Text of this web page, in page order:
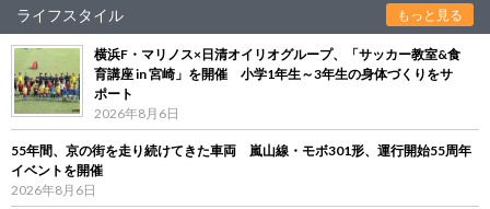
ライフスタイル もっと見る
横浜F・マリノス×日清オイリオグループ、「サッカー教室&食
育講座 in 宮崎」を開催 小学1年生～3年生の身体づくりをサ
ポート
2026年8月6日
55年間、京の街を走り続けてきた車両 嵐山線・モボ301形、運行開始55周年
イベントを開催
2026年8月6日